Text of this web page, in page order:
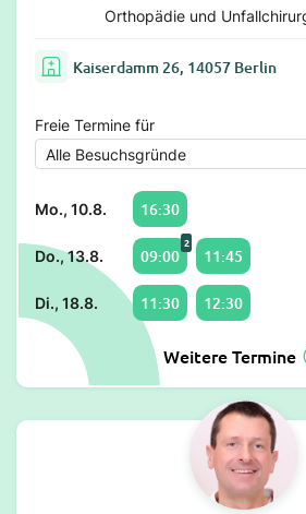
Orthopädie und
Kaiserdamm 26, 14057 Berlin
Freie Termine für
Mo., 10.8. 16:30
Do., 13.8. 09:00
2
11:45
Di., 18.8. 11:30 12:30
Weitere Termine